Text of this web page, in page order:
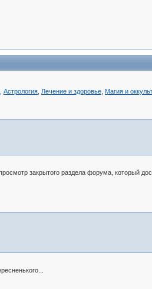
Астрология Лечение и здоровье Магия и
закрытого раздела форума, который